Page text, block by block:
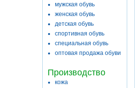
мужская обувь
женская обувь
детская обувь
спортивная обувь
специальная обувь
оптовая продажа обуви
Производство
кожа